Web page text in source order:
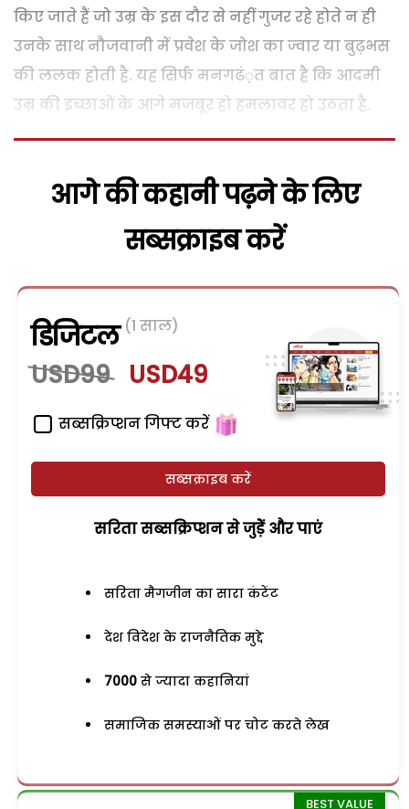
किए जाते हैं जो उम्र के इस दौर से नहीं गुजर रहे होते न ही
उनके साथ नौजवानी में प्रवेश के जोश का ज्वार या बुढ़भस
की ललक होती है. यह सिर्फ मनगढं़त बात है कि आदमी
उम्र की इच्छाओं के आगे मजबूर हो हमलावर हो उठता है.
आगे की कहानी पढ़ने के लिए
सब्सक्राइब करें
डिजिटल (1 साल)
USD99 USD49
सब्सक्रिप्शन गिफ्ट करें
सब्सक्राइब करें
सरिता सब्सक्रिप्शन से जुड़ेें और पाएं
सरिता मैगजीन का सारा कंटेंट
देश विदेश के राजनैतिक मुद्दे
7000 से ज्यादा कहानियां
समाजिक समस्याओं पर चोट करते लेख